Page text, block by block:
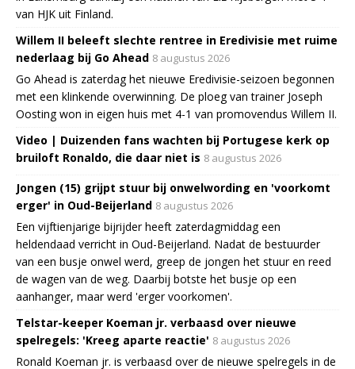
van HJK uit Finland.
Willem II beleeft slechte rentree in Eredivisie met ruime
nederlaag bij Go Ahead 8 augustus 2026
Go Ahead is zaterdag het nieuwe Eredivisie-seizoen begonnen
met een klinkende overwinning. De ploeg van trainer Joseph
Oosting won in eigen huis met 4-1 van promovendus Willem II.
Video | Duizenden fans wachten bij Portugese kerk op
bruiloft Ronaldo, die daar niet is 8 augustus 2026
Jongen (15) grijpt stuur bij onwelwording en 'voorkomt
erger' in Oud-Beijerland 8 augustus 2026
Een vijftienjarige bijrijder heeft zaterdagmiddag een
heldendaad verricht in Oud-Beijerland. Nadat de bestuurder
van een busje onwel werd, greep de jongen het stuur en reed
de wagen van de weg. Daarbij botste het busje op een
aanhanger, maar werd 'erger voorkomen'.
Telstar-keeper Koeman jr. verbaasd over nieuwe
spelregels: 'Kreeg aparte reactie' 8 augustus 2026
Ronald Koeman jr. is verbaasd over de nieuwe spelregels in de